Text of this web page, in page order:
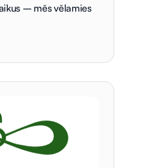
– mēs vēlamies